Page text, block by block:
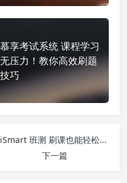
慕享考试系统 课程学习
无压力！教你高效刷题
技巧
iSmart 班测 刷课也能轻松过！简单技巧大公开
下一篇